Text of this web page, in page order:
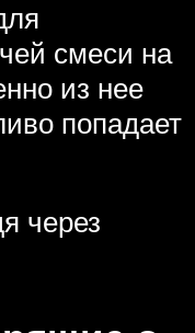
смеси на
из нее
попадает
через